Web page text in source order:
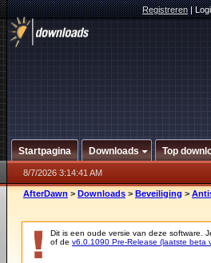
Registreren|
Startpagina Downloads Top
8/7/2026 3:14:41 AM
AfterDawn > Downloads > Beveiliging >
Dit is een oude versie van deze software.
of de v6.0.1090 Pre-Release (laatste beta